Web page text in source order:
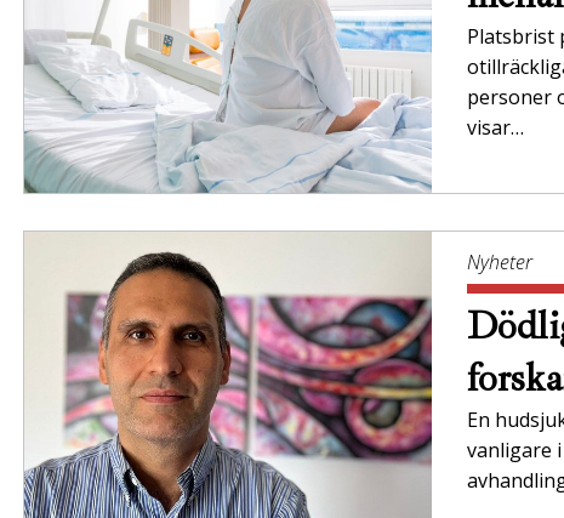
Platsbrist
personer
visar…
Nyheter
En
vanligare